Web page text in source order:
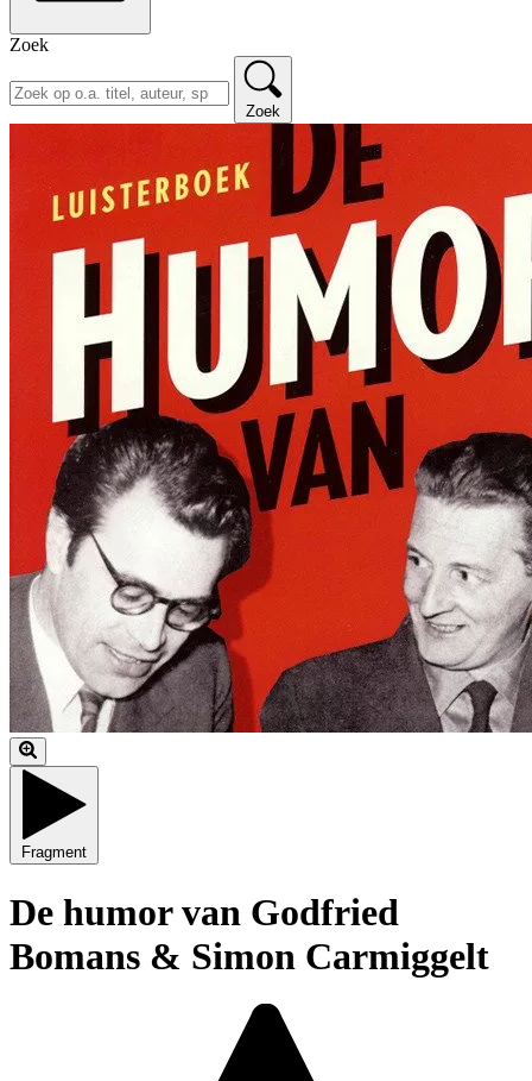
Zoek
Zoek
Fragment
De humor van Godfried
Bomans & Simon Carmiggelt